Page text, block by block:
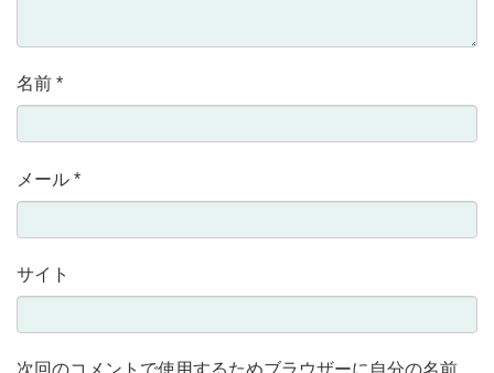
名前 *
メール *
サイト
次回のコメントで使用するためブラウザーに自分の名前、